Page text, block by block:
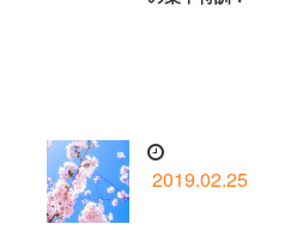
2019.02.25